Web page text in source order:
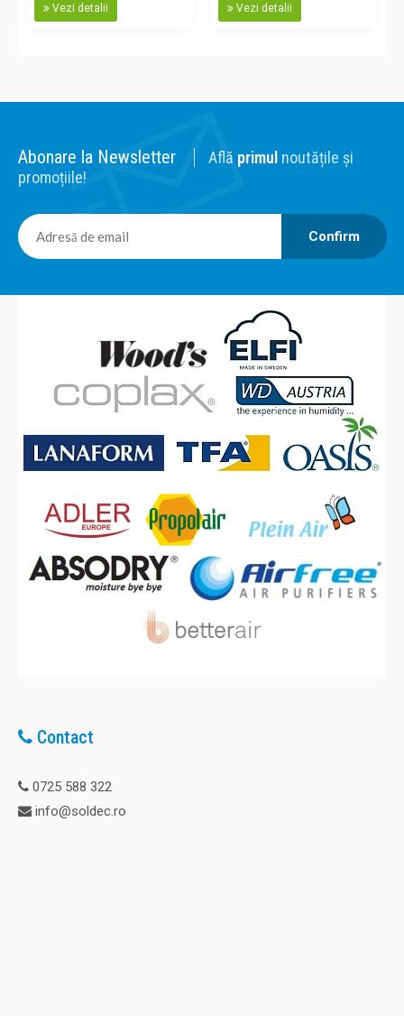
Vezi detalii Vezi detalii
Abonare la Newsletter Află primul noutățile și
promoțiile!
Confirm
Contact
0725 588 322
info@soldec.ro